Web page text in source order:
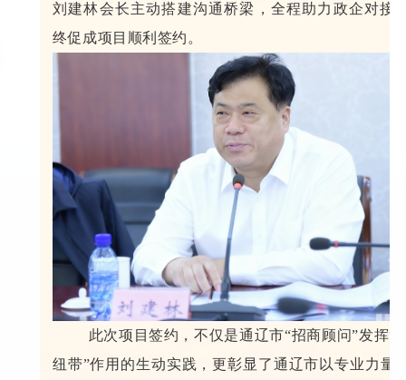
刘建林会长主动搭建沟通桥梁，全程助力政企对接
终促成项目顺利签约。
此次项目签约，不仅是通辽市“招商顾问”发挥“
纽带”作用的生动实践，更彰显了通辽市以专业力量